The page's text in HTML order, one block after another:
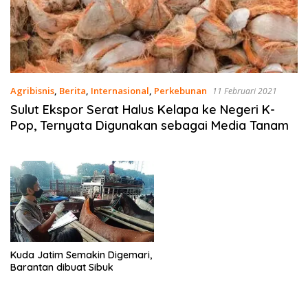
Agribisnis, Berita, Internasional, Perkebunan 11 Februari 2021
Sulut Ekspor Serat Halus Kelapa ke Negeri K-
Pop, Ternyata Digunakan sebagai Media Tanam
Kuda Jatim Semakin Digemari,
Barantan dibuat Sibuk